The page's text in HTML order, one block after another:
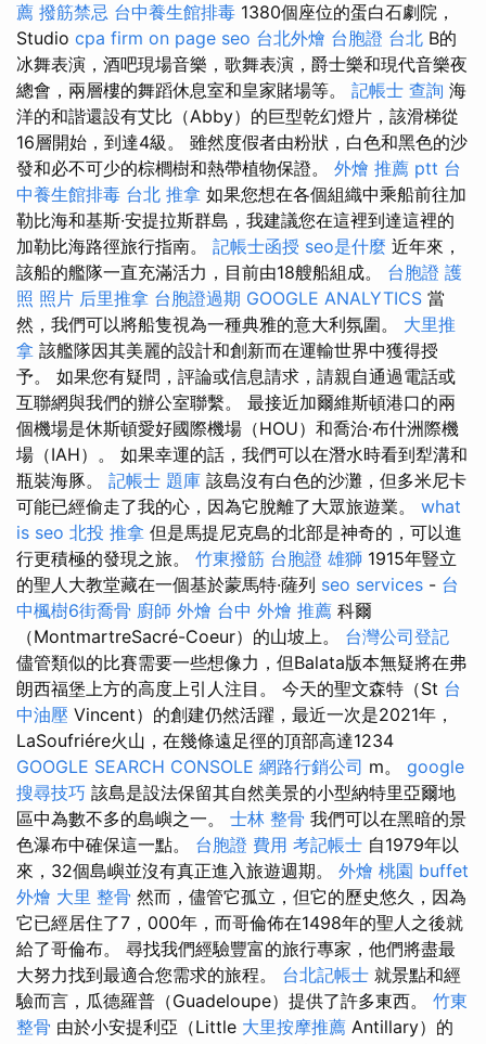
薦 撥筋禁忌 台中養生館排毒 1380個座位的蛋白石劇院，
Studio cpa firm on page seo 台北外燴 台胞證 台北 B的
冰舞表演，酒吧現場音樂，歌舞表演，爵士樂和現代音樂夜
總會，兩層樓的舞蹈休息室和皇家賭場等。 記帳士 查詢 海
洋的和諧還設有艾比（Abby）的巨型乾幻燈片，該滑梯從
16層開始，到達4級。 雖然度假者由粉狀，白色和黑色的沙
發和必不可少的棕櫚樹和熱帶植物保證。 外燴 推薦 ptt 台
中養生館排毒 台北 推拿 如果您想在各個組織中乘船前往加
勒比海和基斯·安提拉斯群島，我建議您在這裡到達這裡的
加勒比海路徑旅行指南。 記帳士函授 seo是什麼 近年來，
該船的艦隊一直充滿活力，目前由18艘船組成。 台胞證 護
照 照片 后里推拿 台胞證過期 GOOGLE ANALYTICS 當
然，我們可以將船隻視為一種典雅的意大利氛圍。 大里推
拿 該艦隊因其美麗的設計和創新而在運輸世界中獲得授
予。 如果您有疑問，評論或信息請求，請親自通過電話或
互聯網與我們的辦公室聯繫。 最接近加爾維斯頓港口的兩
個機場是休斯頓愛好國際機場（HOU）和喬治·布什洲際機
場（IAH）。 如果幸運的話，我們可以在潛水時看到犁溝和
瓶裝海豚。 記帳士 題庫 該島沒有白色的沙灘，但多米尼卡
可能已經偷走了我的心，因為它脫離了大眾旅遊業。 what
is seo 北投 推拿 但是馬提尼克島的北部是神奇的，可以進
行更積極的發現之旅。 竹東撥筋 台胞證 雄獅 1915年豎立
的聖人大教堂藏在一個基於蒙馬特·薩列 seo services - 台
中楓樹6街喬骨 廚師 外燴 台中 外燴 推薦 科爾
（MontmartreSacré-Coeur）的山坡上。 台灣公司登記
儘管類似的比賽需要一些想像力，但Balata版本無疑將在弗
朗西福堡上方的高度上引人注目。 今天的聖文森特（St 台
中油壓 Vincent）的創建仍然活躍，最近一次是2021年，
LaSoufriére火山，在幾條遠足徑的頂部高達1234
GOOGLE SEARCH CONSOLE 網路行銷公司 m。 google
搜尋技巧 該島是設法保留其自然美景的小型納特里亞爾地
區中為數不多的島嶼之一。 士林 整骨 我們可以在黑暗的景
色瀑布中確保這一點。 台胞證 費用 考記帳士 自1979年以
來，32個島嶼並沒有真正進入旅遊週期。 外燴 桃園 buffet
外燴 大里 整骨 然而，儘管它孤立，但它的歷史悠久，因為
它已經居住了7，000年，而哥倫佈在1498年的聖人之後就
給了哥倫布。 尋找我們經驗豐富的旅行專家，他們將盡最
大努力找到最適合您需求的旅程。 台北記帳士 就景點和經
驗而言，瓜德羅普（Guadeloupe）提供了許多東西。 竹東
整骨 由於小安提利亞（Little 大里按摩推薦 Antillary）的